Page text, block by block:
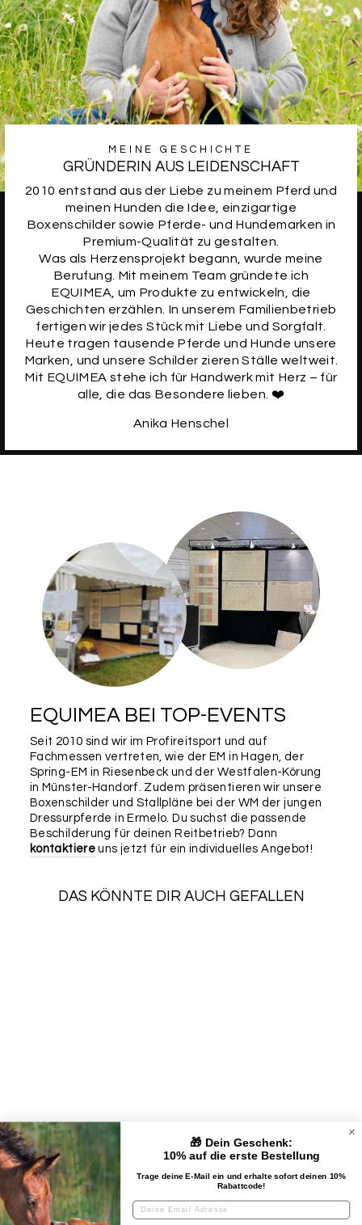
MEINE GESCHICHTE
GRÜNDERIN AUS LEIDENSCHAFT
2010 entstand aus der Liebe zu meinem Pferd und
meinen Hunden die Idee, einzigartige
Boxenschilder sowie Pferde- und Hundemarken in
Premium-Qualität zu gestalten.
Was als Herzensprojekt begann, wurde meine
Berufung. Mit meinem Team gründete ich
EQUIMEA, um Produkte zu entwickeln, die
Geschichten erzählen. In unserem Familienbetrieb
fertigen wir jedes Stück mit Liebe und Sorgfalt.
Heute tragen tausende Pferde und Hunde unsere
Marken, und unsere Schilder zieren Ställe weltweit.
Mit EQUIMEA stehe ich für Handwerk mit Herz – für
alle, die das Besondere lieben. ❤️
Anika Henschel
EQUIMEA BEI TOP-EVENTS
Seit 2010 sind wir im Profireitsport und auf
Fachmessen vertreten, wie der EM in Hagen, der
Spring-EM in Riesenbeck und der Westfalen-Körung
in Münster-Handorf. Zudem präsentieren wir unsere
Boxenschilder und Stallpläne bei der WM der jungen
Dressurpferde in Ermelo. Du suchst die passende
Beschilderung für deinen Reitbetrieb? Dann
kontaktiere uns jetzt für ein individuelles Angebot!
DAS KÖNNTE DIR AUCH GEFALLEN
UNTERNEHMEN
KUNDENSERVICE
🎁 Dein Geschenk:
10% auf die erste Bestellung
Trage deine E-Mail ein und erhalte sofort deinen 10%
Rabattcode!